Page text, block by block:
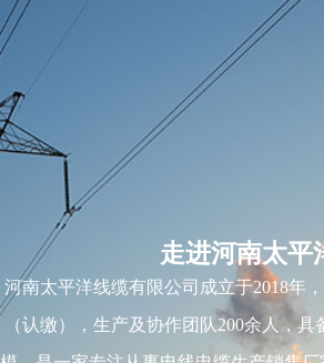
走进河南太平
河南太平洋线缆有限公司成立于2018年
（认缴），生产及协作团队200余人，